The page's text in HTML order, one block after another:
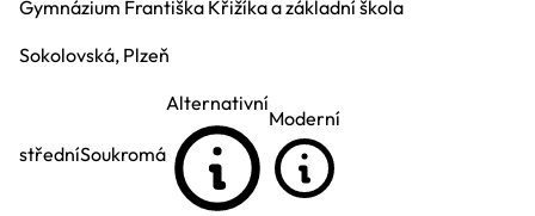
Gymnázium Františka Křižíka a základní škola
Sokolovská, Plzeň
středníSoukromá
Alternativní
Moderní